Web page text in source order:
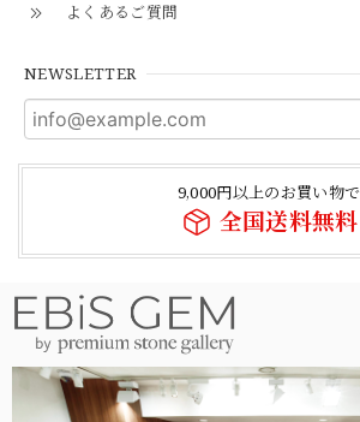
よくあるご質問
NEWSLETTER
9,000円以上のお買い物で
全国送料無料